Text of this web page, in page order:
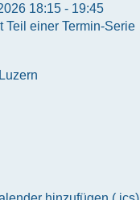
18:15 - 19:45
Teil einer Termin-Serie